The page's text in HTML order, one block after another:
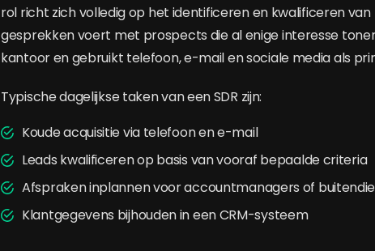
rol richt zich volledig op het identificeren en kwalificeren
gesprekken voert met prospects die al enige interesse
kantoor en gebruikt telefoon, e-mail en sociale media als
Typische dagelijkse taken van een SDR zijn:
Koude acquisitie via telefoon en e-mail
Leads kwalificeren op basis van vooraf bepaalde criteria
Afspraken inplannen voor accountmanagers of
Klantgegevens bijhouden in een CRM-systeem